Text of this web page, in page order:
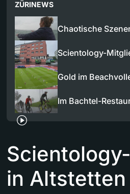
ZÜRINEWS
Chaotische
Scientology-
Gold im
Im Bachtel-
in Altstetten